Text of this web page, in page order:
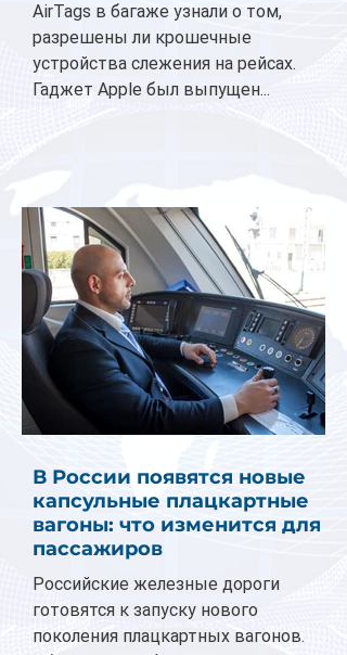
AirTags в багаже узнали о том,
разрешены ли крошечные
устройства слежения на рейсах.
Гаджет Apple был выпущен...
В России появятся новые
капсульные плацкартные
вагоны: что изменится для
пассажиров
Российские железные дороги
готовятся к запуску нового
поколения плацкартных вагонов.